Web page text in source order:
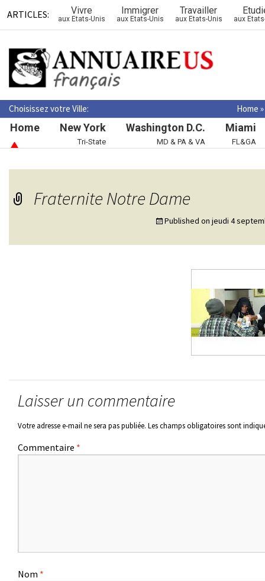
ARTICLES: Vivre
aux Etats-Unis
Immigrer
aux Etats-Unis
Travailler
aux Etats-Unis aux
Choisissez votre Ville: Home »
Home New York
Tri-State
Washington D.C.
MD & PA & VA
Miami
FL&GA
Fraternite Notre Dame
Published on jeudi 4
Laisser un commentaire
Votre adresse e-mail ne sera pas publiée. Les champs obligatoires sont
Commentaire *
Nom *